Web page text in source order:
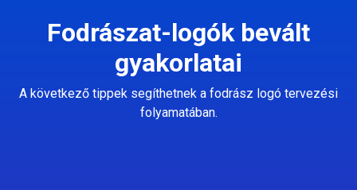
Fodrászat-logók bevált
gyakorlatai
A következő tippek segíthetnek a fodrász logó tervezési
folyamatában.